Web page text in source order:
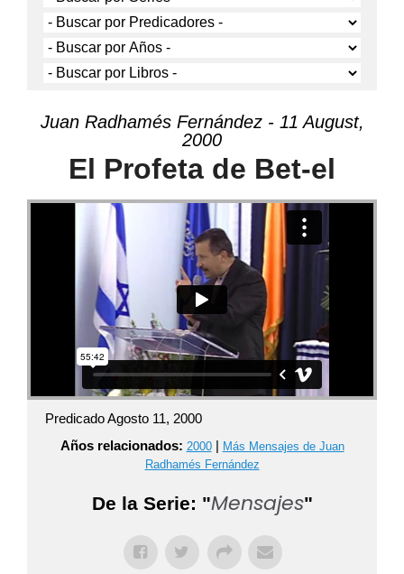
Juan Radhamés Fernández - 11 August,
2000
El Profeta de Bet-el
Predicado Agosto 11, 2000
Años relacionados: 2000| Más Mensajes de Juan
Radhamés Fernández
De la Serie: "Mensajes"